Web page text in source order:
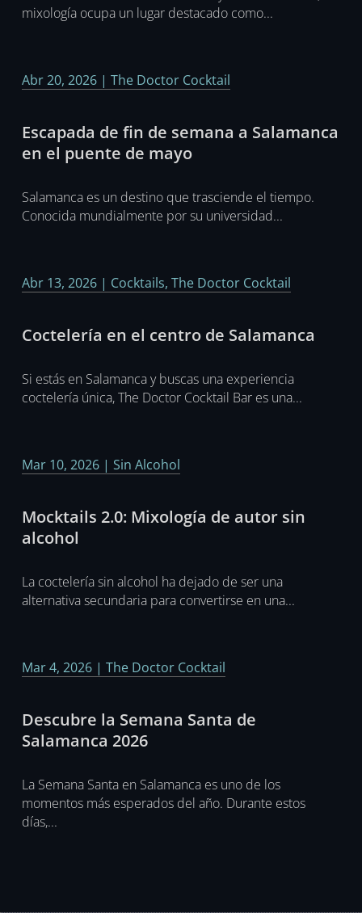
mixología ocupa un lugar destacado como...
Abr 20, 2026 | The Doctor Cocktail
Escapada de fin de semana a Salamanca
en el puente de mayo
Salamanca es un destino que trasciende el tiempo.
Conocida mundialmente por su universidad...
Abr 13, 2026 | Cocktails, The Doctor Cocktail
Coctelería en el centro de Salamanca
Si estás en Salamanca y buscas una experiencia
coctelería única, The Doctor Cocktail Bar es una...
Mar 10, 2026 | Sin Alcohol
Mocktails 2.0: Mixología de autor sin
alcohol
La coctelería sin alcohol ha dejado de ser una
alternativa secundaria para convertirse en una...
Mar 4, 2026 | The Doctor Cocktail
Descubre la Semana Santa de
Salamanca 2026
La Semana Santa en Salamanca es uno de los
momentos más esperados del año. Durante estos
días,...